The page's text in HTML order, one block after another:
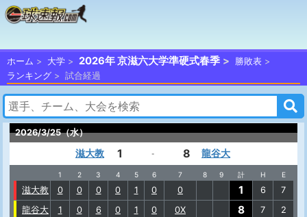
ホーム 大学 2026年 京滋六大学準硬式春季
勝敗表
ランキング
試合経過
2026/3/25（水）
滋大教 1 - 8 龍谷大
1 2 3 4 5 6 7 8 9 計 H E
滋大教 0 0 0 0 1 0 0 1 6
7
龍谷大
1 0 6 0 1 0 0X 8 7
2